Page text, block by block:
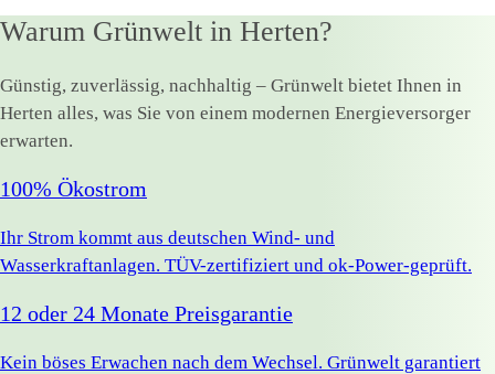
Warum Grünwelt in Herten?
Günstig, zuverlässig, nachhaltig – Grünwelt bietet Ihnen in
Herten alles, was Sie von einem modernen Energieversorger
erwarten.
100% Ökostrom
Ihr Strom kommt aus deutschen Wind- und
Wasserkraftanlagen. TÜV-zertifiziert und ok-Power-geprüft.
12 oder 24 Monate Preisgarantie
Kein böses Erwachen nach dem Wechsel. Grünwelt garantiert